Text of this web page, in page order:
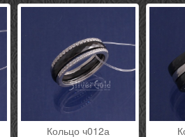
Кольцо ч012а